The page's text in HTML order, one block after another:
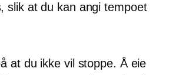
slik at du kan angi tempoet
at du ikke vil stoppe. Å eie